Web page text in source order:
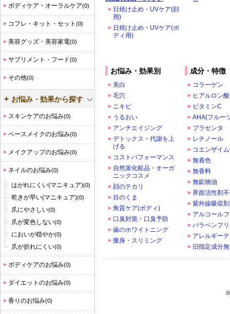
日焼け止め・UVケア(顔
用)
日焼け止め・UVケア(ボ
ディ用)
ー
お悩み・効果別
美白
毛穴
ニキビ
うるおい
アンチエイジング
デトックス・代謝を上
げる
コストパフォーマンス
自然派化粧品・オーガ
ニックコスメ
顔のテカリ
目のくま
角質ケア(ボディ)
口臭対策・口臭予防
歯のホワイトニング
痩身・スリミング
成分・特徴
コラーゲン
ヒアルロン酸
ビタミンC
AHA(フルー
プラセンタ
レチノール
コエンザイ
無着色
無香料
無鉱物油
界面活性剤
紫外線吸収
アルコール
パラベンフ
アレルギー
旧指定成分
※
ボディケア・オーラルケア(0)
コフレ・キット・セット (0)
美容グッズ・美容家電(0)
サプリメント・フード(0)
その他(0)
お悩み・効果から探す
スキンケアのお悩み(0)
ベースメイクのお悩み(0)
メイクアップのお悩み(0)
ネイルのお悩み(0)
はがれにくい(マニキュア)(0)
乾きが早い(マニキュア)(0)
爪にやさしい(0)
爪が変色しない(0)
においが穏やか(0)
爪が折れにくい(0)
ボディケアのお悩み(0)
ダイエットのお悩み(0)
香りのお悩み(0)